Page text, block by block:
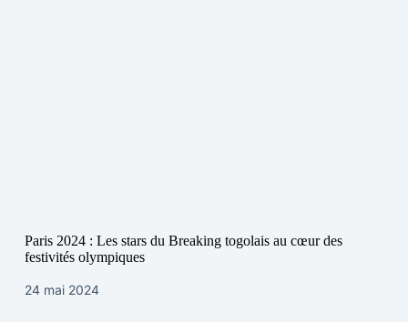
Paris 2024 : Les stars du Breaking togolais au cœur des
festivités olympiques
24 mai 2024